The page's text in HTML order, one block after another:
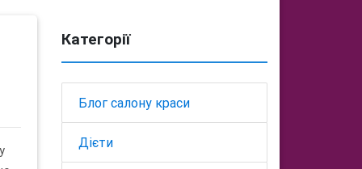
Категорії
Блог салону краси
Дієти